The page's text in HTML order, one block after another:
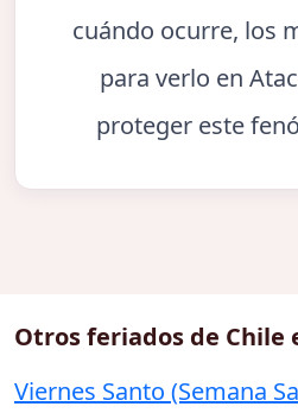
cuándo ocurre, los
para verlo en
proteger este
Otros feriados de Chile
Viernes Santo (Semana